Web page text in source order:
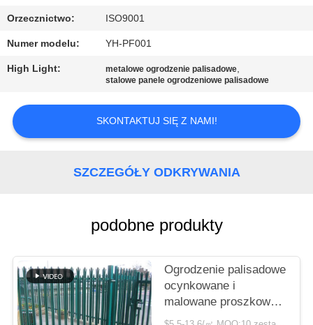
SKONTAKTUJ
SIĘ
NAMI
AKTUALNOŚCI
WYCENĘ
SITEMAP
Orzecznictwo: ISO9001
Numer modelu: YH-PF001
High Light: metalowe ogrodzenie palisadowe,
stalowe panele ogrodzeniowe palisadowe
SKONTAKTUJ SIĘ Z NAMI!
SZCZEGÓŁY ODKRYWANIA
podobne produkty
Ogrodzenie palisadowe
ocynkowane i
malowane proszkowo
typu W/D dla